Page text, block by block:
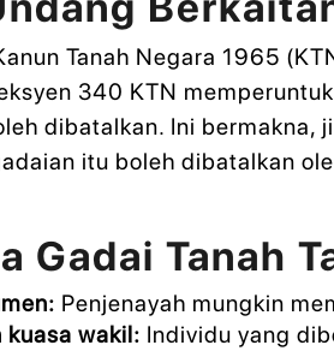
Tanah Negara 1965
340 KTN
dibatalkan. Ini bermakna,
itu boleh dibatalkan
Gadai Tanah
Penjenayah mungkin
kuasa wakil: Individu yang